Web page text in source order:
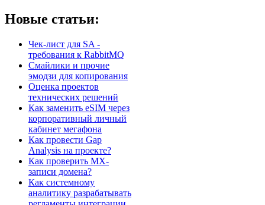
Новые статьи:
Чек-лист для SA -
требования к RabbitMQ
Смайлики и прочие
эмодзи для копирования
Оценка проектов
технических решений
Как заменить eSIM через
корпоративный личный
кабинет мегафона
Как провести Gap
Analysis на проекте?
Как проверить MX-
записи домена?
Как системному
аналитику разрабатывать